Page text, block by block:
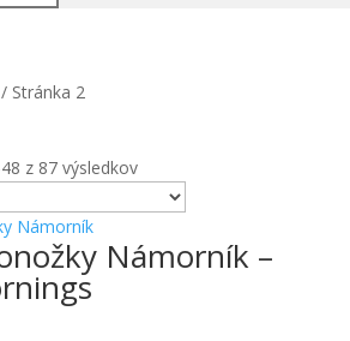
/ Stránka 2
z 87 výsledkov
Námorník –